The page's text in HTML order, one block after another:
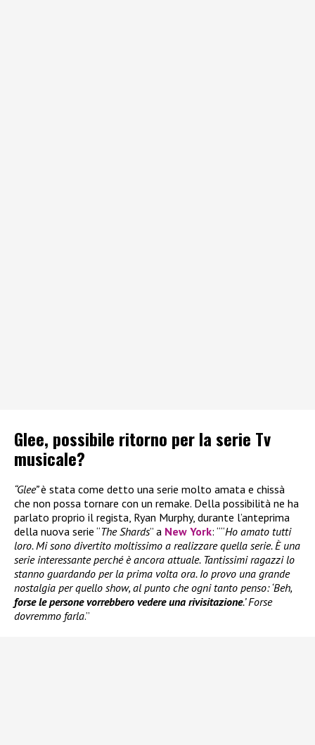
Glee, possibile ritorno per la serie Tv
musicale?
“Glee”è stata come detto una serie molto amata e chissà
che non possa tornare con un remake. Della possibilità ne ha
parlato proprio il regista, Ryan Murphy, durante l’anteprima
della nuova serie “The Shards” a New York: ““Ho amato tutti
loro. Mi sono divertito moltissimo a realizzare quella serie. È una
serie interessante perché è ancora attuale. Tantissimi ragazzi lo
stanno guardando per la prima volta ora. Io provo una grande
nostalgia per quello show, al punto che ogni tanto penso: ‘Beh,
forse le persone vorrebbero vedere una rivisitazione.’ Forse
dovremmo farla.”